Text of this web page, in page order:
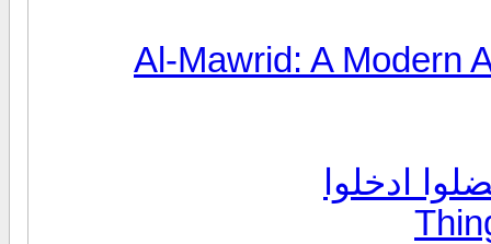
Al-Mawrid: A Modern
ادخلوا